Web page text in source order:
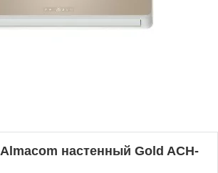
настенный Gold ACH-